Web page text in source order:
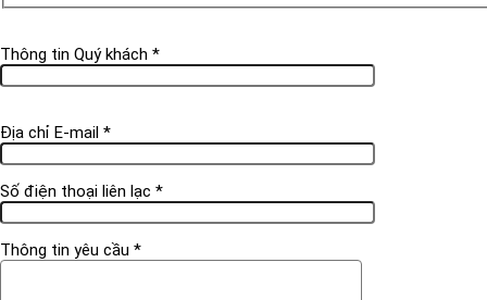
Thông tin Quý khách *
Địa chỉ E-mail *
Số điện thoại liên lạc *
Thông tin yêu cầu *